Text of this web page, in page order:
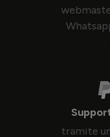
tramite